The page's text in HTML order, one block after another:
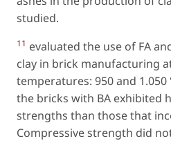
studied.
11 evaluated the use of FA
clay in brick manufacturing
temperatures: 950 and
the bricks with BA exhibited
strengths than those that
Compressive strength did